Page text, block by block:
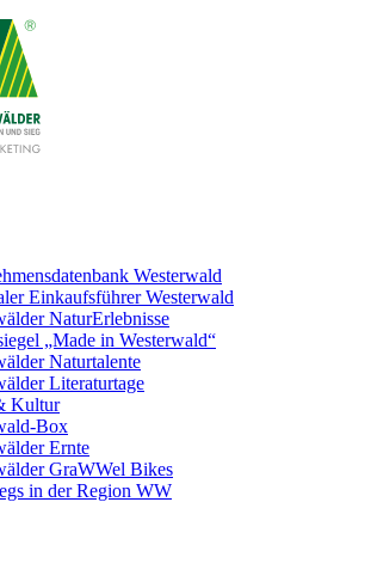
Westerwald
Einkaufsführer Westerwald
NaturErlebnisse
„Made in Westerwald“
Naturtalente
Literaturtage
Kultur
Box
Ernte
GraWWel Bikes
in der Region WW